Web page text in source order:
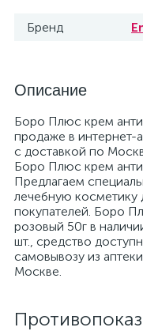
Бренд
Описание
Боро Плюс крем
продаже в интернет-
с доставкой по
Боро Плюс крем
Предлагаем
лечебную косметику
покупателей. Боро
розовый 50г в
шт., средство
самовывозу из
Москве.